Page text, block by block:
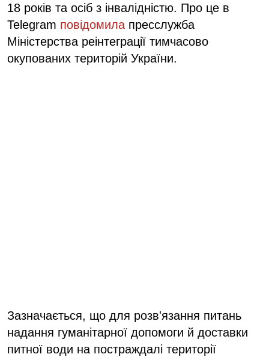
18 років та осіб з інвалідністю. Про це в
Telegram повідомила пресслужба
Міністерства реінтеграції тимчасово
окупованих територій України.
Зазначається, що для розв'язання питань
надання гуманітарної допомоги й доставки
питної води на постраждалі території